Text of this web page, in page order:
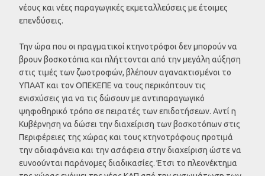
νέους και νέες παραγωγικές εκμεταλλεύσεις με έτοιμες
επενδύσεις.
Την ώρα που οι πραγματικοί κτηνοτρόφοι δεν μπορούν να
βρουν βοσκοτόπια και πλήττονται από την μεγάλη αύξηση
στις τιμές των ζωοτροφών, βλέπουν αγανακτισμένοι το
ΥΠΑΑΤ και τον ΟΠΕΚΕΠΕ να τους περικόπτουν τις
ενισχύσεις για να τις δώσουν με αντιπαραγωγικό
ψηφοθηρικό τρόπο σε πειρατές των επιδοτήσεων. Αντί η
Κυβέρνηση να δώσει την διαχείριση των βοσκοτόπων στις
Περιφέρειες της χώρας και τους κτηνοτρόφους προτιμά
την αδιαφάνεια και την ασάφεια στην διαχείριση ώστε να
ευνοούνται παράνομες διαδικασίες. Έτσι το πλεονέκτημα